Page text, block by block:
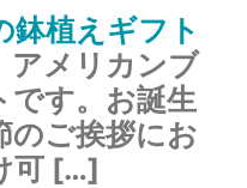
鉢植えギフト
アメリカンブ
です。お誕生
のご挨拶にお
可 […]